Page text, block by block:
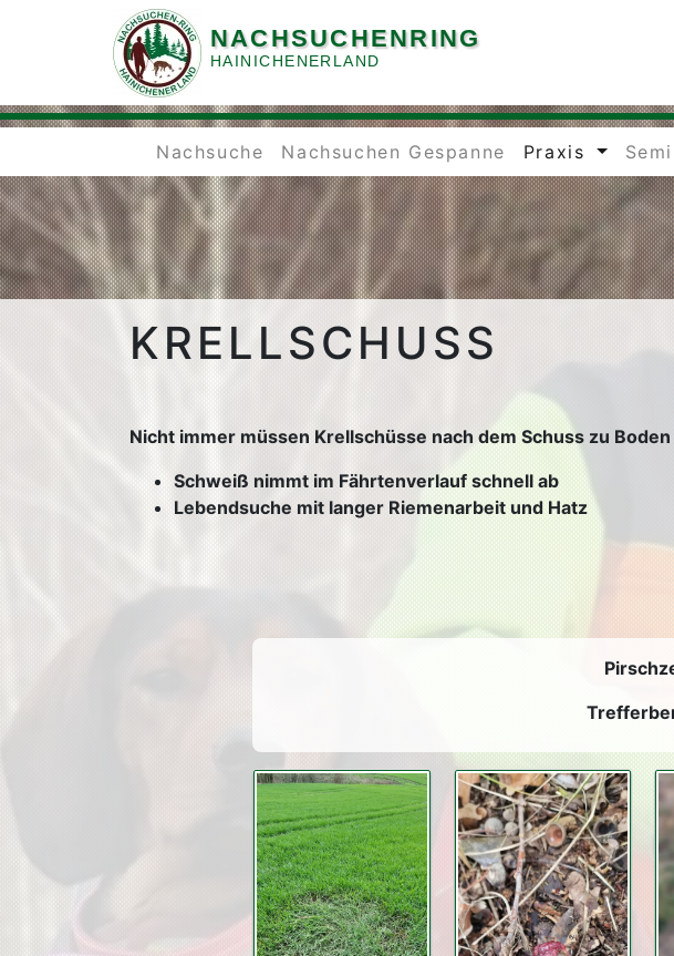
Nachsuche Nachsuchen Gespanne Praxis
NACHSUCHENRING
HAINICHENERLAND
KRELLSCHUSS
Nicht immer müssen Krellschüsse nach dem Schuss zu
Schweiß nimmt im Fährtenverlauf schnell ab
Lebendsuche mit langer Riemenarbeit und Hatz